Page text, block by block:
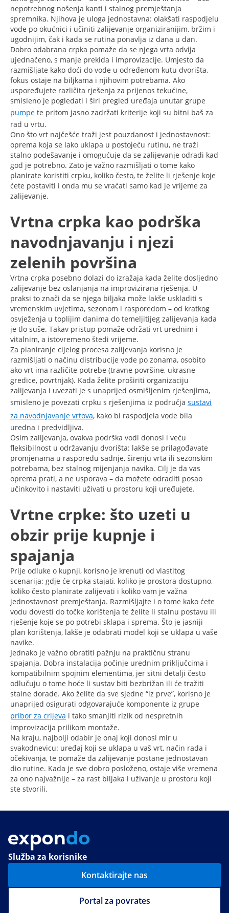
nepotrebnog nošenja kanti i stalnog premještanja
spremnika. Njihova je uloga jednostavna: olakšati raspodjelu
vode po okućnici i učiniti zalijevanje organiziranijim, bržim i
ugodnijim, čak i kada se rutina ponavlja iz dana u dan.
Dobro odabrana crpka pomaže da se njega vrta odvija
ujednačeno, s manje prekida i improvizacije. Umjesto da
razmišljate kako doći do vode u određenom kutu dvorišta,
fokus ostaje na biljkama i njihovim potrebama. Ako
uspoređujete različita rješenja za prijenos tekućine,
smisleno je pogledati i širi pregled uređaja unutar grupe
pumpe te pritom jasno zadržati kriterije koji su bitni baš za
rad u vrtu.
Ono što vrt najčešće traži jest pouzdanost i jednostavnost:
oprema koja se lako uklapa u postojeću rutinu, ne traži
stalno podešavanje i omogućuje da se zalijevanje odradi kad
god je potrebno. Zato je važno razmišljati o tome kako
planirate koristiti crpku, koliko često, te želite li rješenje koje
ćete postaviti i onda mu se vraćati samo kad je vrijeme za
zalijevanje.
Vrtna crpka kao podrška
navodnjavanju i njezi
zelenih površina
Vrtna crpka posebno dolazi do izražaja kada želite dosljedno
zalijevanje bez oslanjanja na improvizirana rješenja. U
praksi to znači da se njega biljaka može lakše uskladiti s
vremenskim uvjetima, sezonom i rasporedom – od kratkog
osvježenja u toplijim danima do temeljitijeg zalijevanja kada
je tlo suše. Takav pristup pomaže održati vrt urednim i
vitalnim, a istovremeno štedi vrijeme.
Za planiranje cijelog procesa zalijevanja korisno je
razmišljati o načinu distribucije vode po zonama, osobito
ako vrt ima različite potrebe (travne površine, ukrasne
gredice, povrtnjak). Kada želite proširiti organizaciju
zalijevanja i uvezati je s unaprijed osmišljenim rješenjima,
smisleno je povezati crpku s rješenjima iz područja sustavi
za navodnjavanje vrtova, kako bi raspodjela vode bila
uredna i predvidljiva.
Osim zalijevanja, ovakva podrška vodi donosi i veću
fleksibilnost u održavanju dvorišta: lakše se prilagođavate
promjenama u rasporedu sadnje, širenju vrta ili sezonskim
potrebama, bez stalnog mijenjanja navika. Cilj je da vas
oprema prati, a ne usporava – da možete odraditi posao
učinkovito i nastaviti uživati u prostoru koji uređujete.
Vrtne crpke: što uzeti u
obzir prije kupnje i
spajanja
Prije odluke o kupnji, korisno je krenuti od vlastitog
scenarija: gdje će crpka stajati, koliko je prostora dostupno,
koliko često planirate zalijevati i koliko vam je važna
jednostavnost premještanja. Razmišljajte i o tome kako ćete
vodu dovesti do točke korištenja te želite li stalnu postavu ili
rješenje koje se po potrebi sklapa i sprema. Što je jasniji
plan korištenja, lakše je odabrati model koji se uklapa u vaše
navike.
Jednako je važno obratiti pažnju na praktičnu stranu
spajanja. Dobra instalacija počinje urednim priključcima i
kompatibilnim spojnim elementima, jer sitni detalji često
odlučuju o tome hoće li sustav biti bezbrižan ili će tražiti
stalne dorade. Ako želite da sve sjedne “iz prve”, korisno je
unaprijed osigurati odgovarajuće komponente iz grupe
pribor za crijeva i tako smanjiti rizik od nespretnih
improvizacija prilikom montaže.
Na kraju, najbolji odabir je onaj koji donosi mir u
svakodnevicu: uređaj koji se uklapa u vaš vrt, način rada i
očekivanja, te pomaže da zalijevanje postane jednostavan
dio rutine. Kada je sve dobro posloženo, ostaje više vremena
za ono najvažnije – za rast biljaka i uživanje u prostoru koji
ste stvorili.
Služba za korisnike
Kontaktirajte nas
Portal za povrates